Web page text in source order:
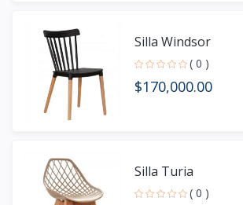
Silla Windsor
( 0 )
$170,000.00
Silla Turia
( 0 )